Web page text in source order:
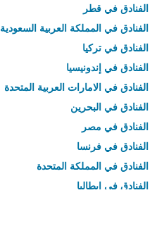
الفنادق في قطر
الفنادق في المملكة العربية السعودية
الفنادق في تركيا
الفنادق في إندونيسيا
الفنادق في الامارات العربية المتحدة
الفنادق في البحرين
الفنادق في مصر
الفنادق في فرنسا
الفنادق في المملكة المتحدة
الفنادق في إيطاليا